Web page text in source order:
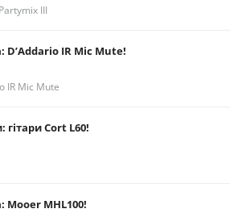
III
D’Addario IR Mic Mute!
IR Mic Mute
Cort L60!
Mooer MHL100!